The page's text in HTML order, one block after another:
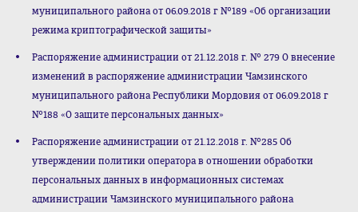
муниципального района от 06.09.2018 г №189 «Об организации
режима криптографической защиты»
Распоряжение администрации от 21.12.2018 г. № 279 О внесение
изменений в распоряжение администрации Чамзинского
муниципального района Республики Мордовия от 06.09.2018 г
№188 «О защите персональных данных»
Распоряжение администрации от 21.12.2018 г. №285 Об
утверждении политики оператора в отношении обработки
персональных данных в информационных системах
администрации Чамзинского муниципального района